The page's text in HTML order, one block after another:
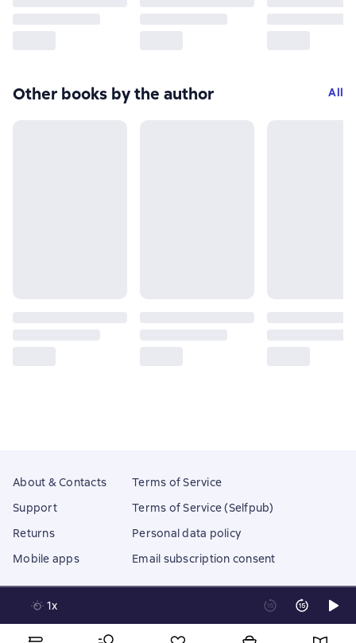
Other books by the author All
1x
About & Contacts
Support
Returns
Mobile apps
Terms of Service
Terms of Service (Selfpub)
Personal data policy
Email subscription consent
18 Mallow street co. Limerick, Ireland